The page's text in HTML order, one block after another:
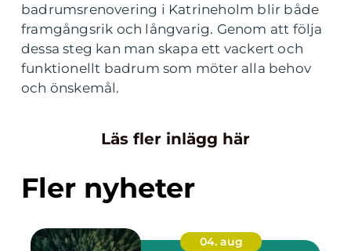
badrumsrenovering i Katrineholm blir både
framgångsrik och långvarig. Genom att följa
dessa steg kan man skapa ett vackert och
funktionellt badrum som möter alla behov
och önskemål.
Läs fler inlägg här
Fler nyheter
04. aug